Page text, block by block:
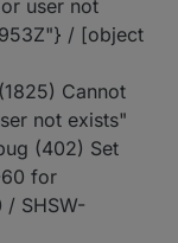
user not
/ [object
Cannot
not exists"
(402) Set
60 for
/ SHSW-